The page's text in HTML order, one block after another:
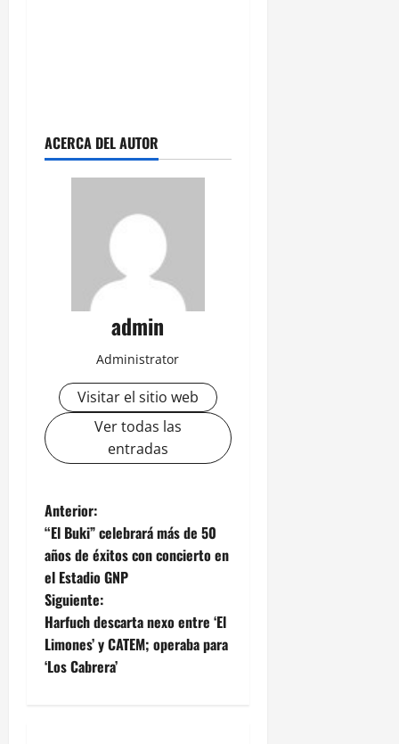
ACERCA DEL AUTOR
admin
Administrator
Visitar el sitio web
Ver todas las
entradas
N
a
v
e
g
Anterior:
“El Buki” celebrará más de 50
años de éxitos con concierto en
el Estadio GNP
Siguiente:
Harfuch descarta nexo entre ‘El
Limones’ y CATEM; operaba para
‘Los Cabrera’